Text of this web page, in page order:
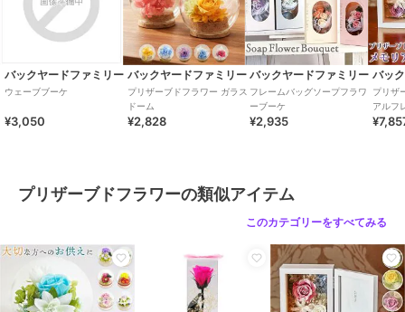
ワー
カラー
ナチュラル、ピンク、イエロー、
ブルー、レッド
サイズ プリザーブドフラワー
バックヤードファミリー
ウェーブブーケ
¥3,050
バックヤードファミリー
プリザーブドフラワー ガラス
ドーム
¥2,828
バックヤードファミリー
フレームバッグソープフラワ
ーブーケ
¥2,935
バッ
プリザ
アルフ
プリザーブドフラワーの類似アイテム
このカテゴリーをすべてみる